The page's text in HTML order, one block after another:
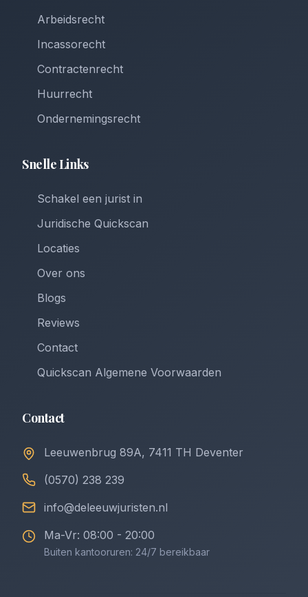
Arbeidsrecht
Incassorecht
Contractenrecht
Huurrecht
Ondernemingsrecht
Snelle Links
Schakel een jurist in
Juridische Quickscan
Locaties
Over ons
Blogs
Reviews
Contact
Quickscan Algemene Voorwaarden
Contact
Leeuwenbrug 89A, 7411 TH Deventer
(0570) 238 239
info@deleeuwjuristen.nl
Ma-Vr: 08:00 - 20:00
Buiten kantooruren: 24/7 bereikbaar